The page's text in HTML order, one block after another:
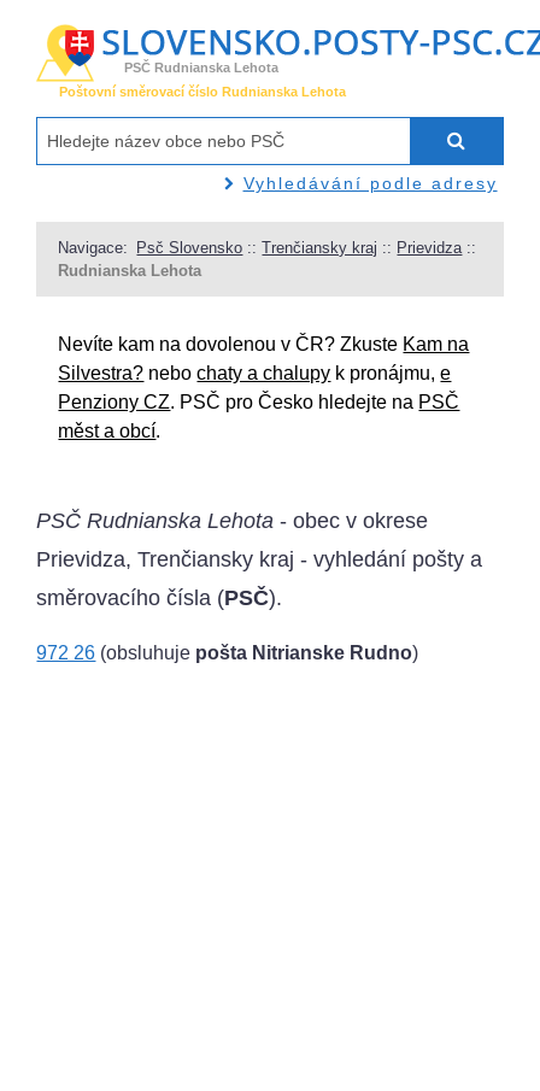
PSČ Rudnianska Lehota
Poštovní směrovací číslo Rudnianska Lehota
Vyhledávání podle adresy
Navigace: Psč Slovensko ::Trenčiansky kraj :: Prievidza ::
Rudnianska Lehota
Nevíte kam na dovolenou v ČR? Zkuste Kam na
Silvestra? nebochaty a chalupy k pronájmu,e
Penziony CZ. PSČ pro Česko hledejte na PSČ
měst a obcí.
PSČ Rudnianska Lehota - obec v okrese
Prievidza, Trenčiansky kraj - vyhledání pošty a
směrovacího čísla (PSČ).
972 26 (obsluhuje pošta Nitrianske Rudno)